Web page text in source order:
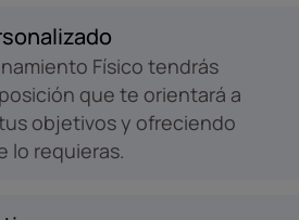
Físico tendrás
que te orientará a
objetivos y ofreciendo
lo requieras.